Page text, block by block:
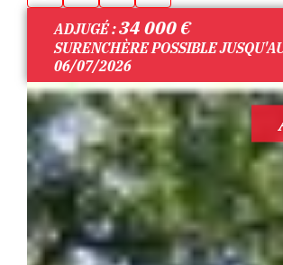
ADJUGÉ :34 000€
SURENCHÈRE POSSIBLE
06/07/2026